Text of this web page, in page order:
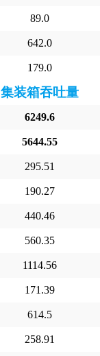
89.0
642.0
179.0
集装箱吞吐量
6249.6
5644.55
295.51
190.27
440.46
560.35
1114.56
171.39
614.5
258.91